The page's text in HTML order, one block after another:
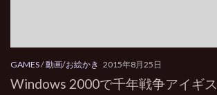
GAMES/動画/お絵かき 2015年8月25日
Windows 2000で千年戦争アイギ